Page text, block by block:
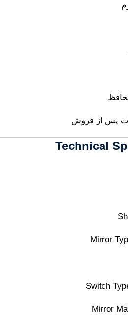
پس از فروش
Technical
Mirror
Switch
Mirror